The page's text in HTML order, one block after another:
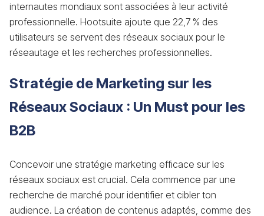
internautes mondiaux sont associées à leur activité
professionnelle. Hootsuite ajoute que 22,7 % des
utilisateurs se servent des réseaux sociaux pour le
réseautage et les recherches professionnelles.
Stratégie de Marketing sur les
Réseaux Sociaux : Un Must pour les
B2B
Concevoir une stratégie marketing efficace sur les
réseaux sociaux est crucial. Cela commence par une
recherche de marché pour identifier et cibler ton
audience. La création de contenus adaptés, comme des